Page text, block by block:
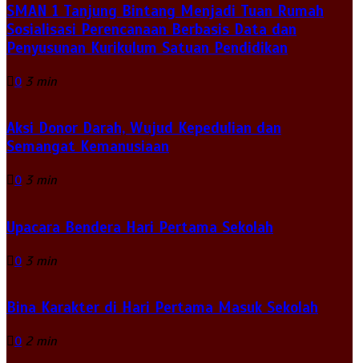
SMAN 1 Tanjung Bintang Menjadi Tuan Rumah
Sosialisasi Perencanaan Berbasis Data dan
Penyusunan Kurikulum Satuan Pendidikan
0 3 min
Aksi Donor Darah, Wujud Kepedulian dan
Semangat Kemanusiaan
0 3 min
Upacara Bendera Hari Pertama Sekolah
0 3 min
Bina Karakter di Hari Pertama Masuk Sekolah
0 2 min